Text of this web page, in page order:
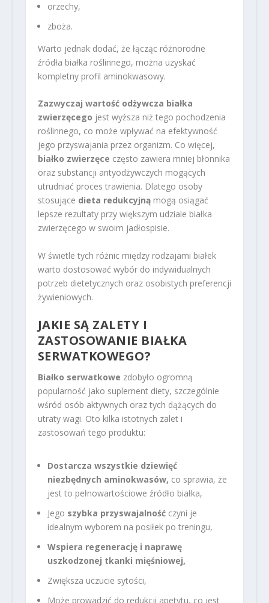
orzechy,
zboża.
Warto jednak dodać, że łącząc różnorodne
źródła białka roślinnego, można uzyskać
kompletny profil aminokwasowy.
Zazwyczaj wartość odżywcza białka
zwierzęcego jest wyższa niż tego pochodzenia
roślinnego, co może wpływać na efektywność
jego przyswajania przez organizm. Co więcej,
białko zwierzęce często zawiera mniej błonnika
oraz substancji antyodżywczych mogących
utrudniać proces trawienia. Dlatego osoby
stosujące dieta redukcyjnąmogą osiągać
lepsze rezultaty przy większym udziale białka
zwierzęcego w swoim jadłospisie.
W świetle tych różnic między rodzajami białek
warto dostosować wybór do indywidualnych
potrzeb dietetycznych oraz osobistych preferencji
żywieniowych.
JAKIE SĄ ZALETY I
ZASTOSOWANIE BIAŁKA
SERWATKOWEGO?
Białko serwatkowe zdobyło ogromną
popularność jako suplement diety, szczególnie
wśród osób aktywnych oraz tych dążących do
utraty wagi. Oto kilka istotnych zalet i
zastosowań tego produktu:
Dostarcza wszystkie dziewięć
niezbędnych aminokwasów, co sprawia, że
jest to pełnowartościowe źródło białka,
Jego szybka przyswajalnośćczyni je
idealnym wyborem na posiłek po treningu,
Wspiera regenerację i naprawę
uszkodzonej tkanki mięśniowej,
Zwiększa uczucie sytości,
Może prowadzić do redukcji apetytu, co jest